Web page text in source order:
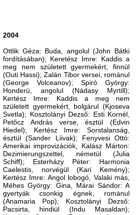
2004
Ottlik Géza: Buda, angolul (John Bátki
fordításában); Keretész Imre: Kaddis a
meg nem született gyermekért, finnül
(Outi Hassi); Zalán Tibor versei, románul
(George Volceanov); Spiró György:
Honderü, angolul (Nádasy Myrtill);
Kertész Imre: Kaddis a meg nem
született gyermekért, bolgárul (Kjoseva
Svetla); Kosztolányi Dezső: Esti Kornél,
Petőcz András verse, észtül (Edvin
Hiedel); Kertész Imre: Sorstalanság,
észtül (Sander Liivak); Fenyvesi Ottó:
Amerikai improvizációk, Kalász Márton:
Dezimierungszettel, németül (Julia
Schiff); Esterházy Péter: Harmonia
Caelestis, norvégül (Kari Kemény);
Kertész Imre: Angol lobogó, Valaki más,
Méhes György: Gina, Márai Sándor: A
gyertyák csonkig égnek, románul
(Anamaria Pop); Kosztolányi Dezső:
Pacsirta, hindiül (Indu Masaldan);